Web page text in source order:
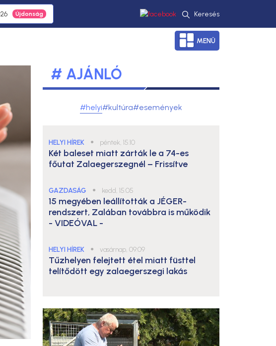
Keresés
MENÜ
# AJÁNLÓ
#helyi#kultúra#események
HELYI HÍREK ● péntek, 15:10
Két baleset miatt zárták le a 74-es
főutat Zalaegerszegnél – Frissítve
GAZDASÁG ● kedd, 15:05
15 megyében leállították a JÉGER-
rendszert, Zalában továbbra is működik
- VIDEÓVAL -
HELYI HÍREK ● vasárnap, 09:09
Tűzhelyen felejtett étel miatt füsttel
telítődött egy zalaegerszegi lakás